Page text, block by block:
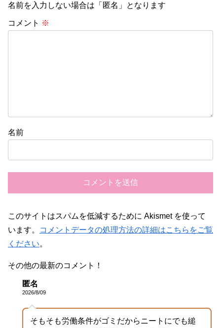
名前を入力しない場合は「匿名」となります
コメント ※
名前
このサイトはスパムを低減するために Akismet を使って
います。
コメントデータの処理方法の詳細はこちらをご覧
ください。
その他の最新のコメント！
匿名
2026/8/09
そもそも労働条件がゴミだからニートにでも縋